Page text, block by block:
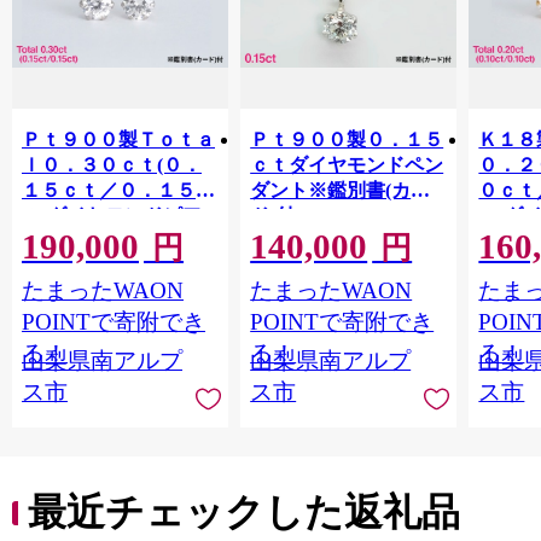
Ｐｔ９００製Ｔｏｔａ
ｌ０．３０ｃｔ(０．
１５ｃｔ／０．１５ｃ
ｔ)ダイヤモンドピア
ス※鑑別書(カード)付
ALPBK199
190,000 円
たまったWAON
POINTで寄附でき
る！
山梨県南アルプ
ス市
Ｐｔ９００製０．１５
ｃｔダイヤモンドペン
ダント※鑑別書(カー
ド)付 ALPBK198
140,000 円
たまったWAON
POINTで寄附でき
る！
山梨県南アルプ
ス市
Ｋ１
０．
０ｃ
ｔ)ダ
ス
たま
る！
山梨
ス市
最近チェックした返礼品